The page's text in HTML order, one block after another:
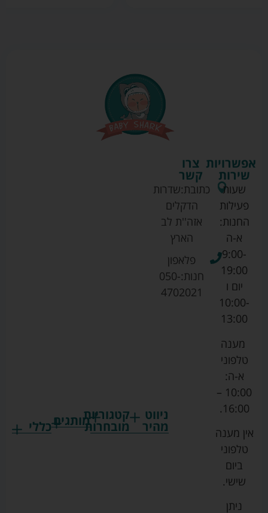
ניווט
מהיר
קטגוריות
מובחרותמותגים
גרקו
כללי
צרו
קשר
כתובת:שדרות
הדקלים
אזה''ת לב
הארץ
פלאפון
חנות:050-
4702021
אפשרויות
שירות
שעות
פעילות
החנות:
א-ה
9:00-
19:00
יום ו
10:00-
13:00
מענה
טלפוני
א-ה:
10:00 –
16:00.
אין מענה
טלפוני
ביום
שישי.
ניתן